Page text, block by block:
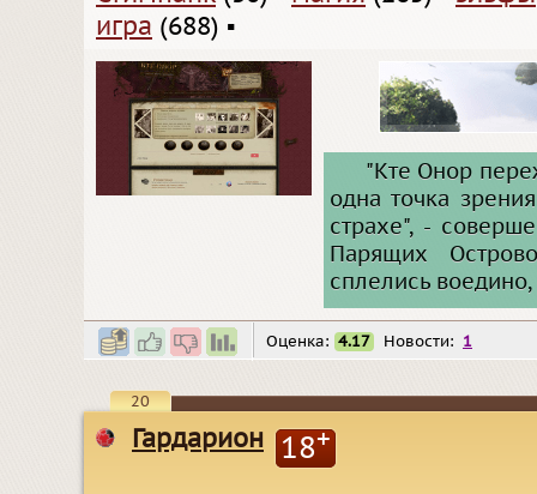
игра (688) ▪
"Кте Онор
одна точка
страхе", -
Парящих
сплелись
Оценка: 4.17 Новости: 1
20
Гардарион 18+